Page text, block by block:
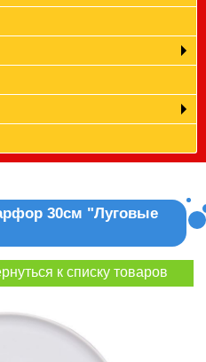
30см "Луговые
к списку товаров